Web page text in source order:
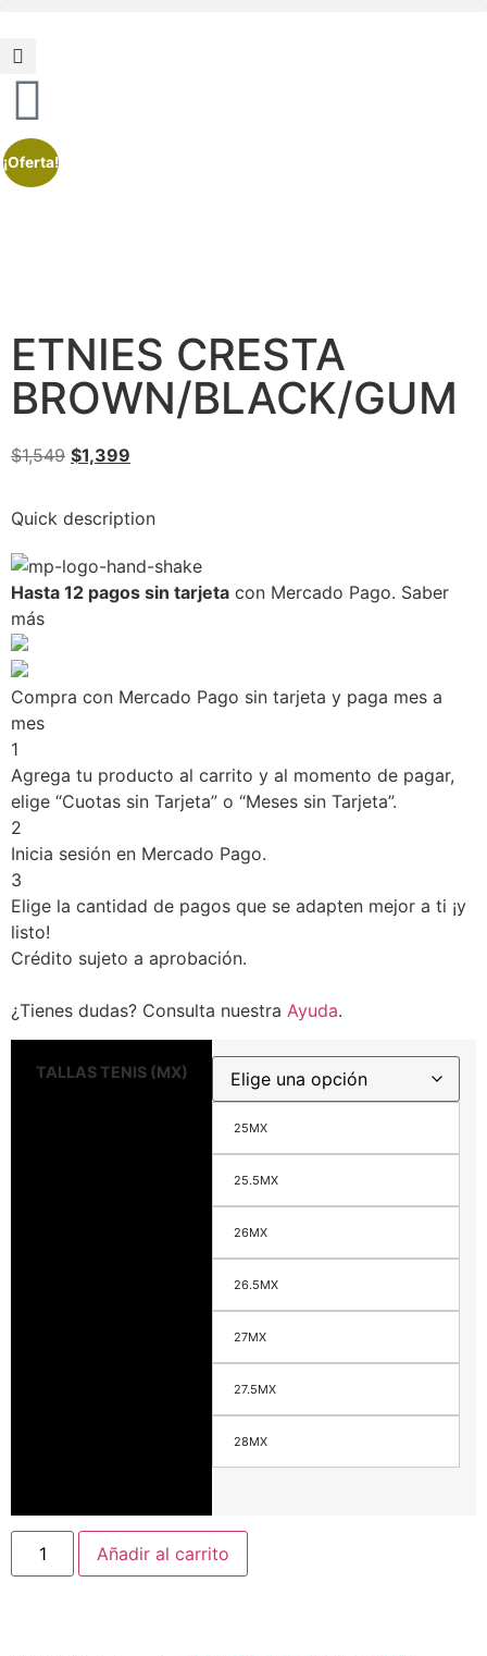
¡Oferta!
ETNIES CRESTA
BROWN/BLACK/GUM
$1,549 $1,399
Quick description
Hasta 12 pagos sin tarjeta con Mercado Pago. Saber
más
Compra con Mercado Pago sin tarjeta y paga mes a
mes
1
Agrega tu producto al carrito y al momento de pagar,
elige “Cuotas sin Tarjeta” o “Meses sin Tarjeta”.
2
Inicia sesión en Mercado Pago.
3
Elige la cantidad de pagos que se adapten mejor a ti ¡y
listo!
Crédito sujeto a aprobación.
¿Tienes dudas? Consulta nuestra Ayuda.
TALLAS TENIS (MX)
25MX
25.5MX
26MX
26.5MX
27MX
27.5MX
28MX
Añadir al carrito